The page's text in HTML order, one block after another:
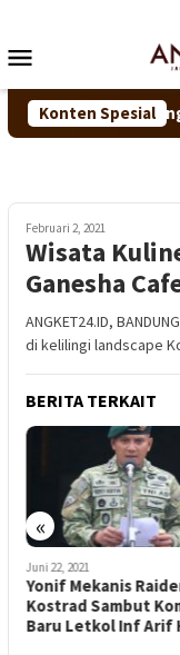
konten
Mobile
Konten Spesial
Bupati Serang
Februari 2, 2021
Wisata
Ganesha
ANGKET24.ID,
di kelilingi landscape
BERITA TERKAIT
«
Juni 22, 2021
Yonif Mekanis
Kostrad Sambut
Baru Letkol Inf Arif